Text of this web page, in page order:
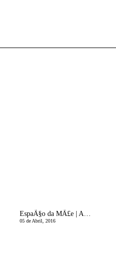
EspaÃ§o da MÃ£e | AmbivalÃªncias Maternas
05 de Abril, 2016